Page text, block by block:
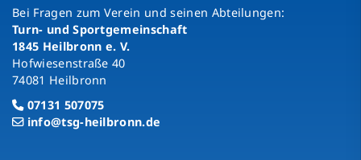
Bei Fragen zum Verein und seinen Abteilungen:
Turn- und Sportgemeinschaft
1845 Heilbronn e. V.
Hofwiesenstraße 40
74081 Heilbronn
07131 507075
info@tsg-heilbronn.de